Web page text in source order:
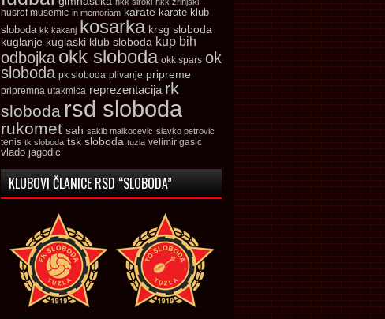
husref musemic in memoriam karate karate klub
sloboda kk kakanj kosarka krsg sloboda
kuglanje kuglaski klub sloboda kup bih
odbojka okk sloboda okk spars ok
sloboda pk sloboda plivanje pripreme
pripremna utakmica reprezentacija rk
sloboda rsd sloboda
rukomet sah sakib malkocevic slavko petrovic
tenis tk sloboda tsk sloboda tuzla velimir gasic
vlado jagodic
KLUBOVI ČLANICE RSD “SLOBODA”